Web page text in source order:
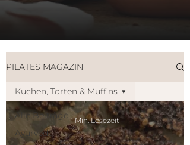
PILATES MAGAZIN
Alle Beiträge
Ayurveda
Kuchen, Torten & Muffins
1 Min. Lesezeit